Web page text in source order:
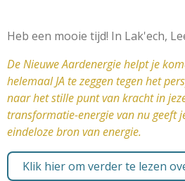
Heb een mooie tijd! In Lak'ech,
De Nieuwe Aardenergie helpt je
helemaal JA te zeggen tegen het
naar het stille punt van kracht in
transformatie-energie van nu geeft
eindeloze bron van energie.
Klik hier om verder te lezen